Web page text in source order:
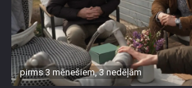
pirms 3 mēnešiem, 3 nedēļām